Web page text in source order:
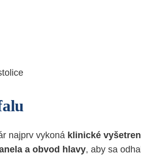
najprv vykoná klinické
a obvod hlavy, aby sa